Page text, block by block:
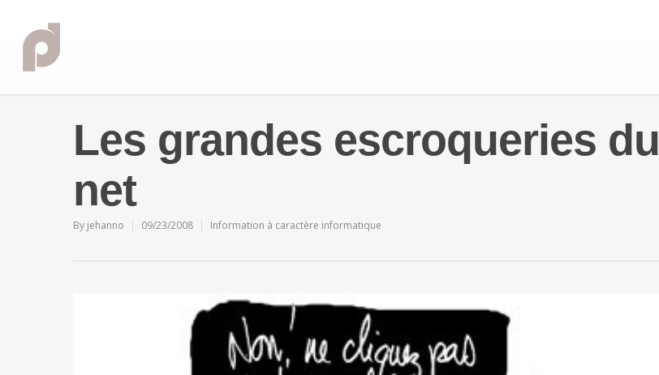
Les grandes escroqueries du
net
By jehanno 09/23/2008 Information à caractère informatique